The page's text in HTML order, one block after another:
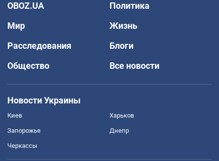
OBOZ.UA
Политика
Мир
Жизнь
Расследования
Блоги
Общество
Все новости
Новости Украины
Киев Харьков
Запорожье Днепр
Черкассы